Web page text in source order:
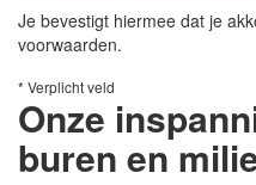
Je bevestigt hiermee dat je
voorwaarden.
* Verplicht veld
Onze
buren en